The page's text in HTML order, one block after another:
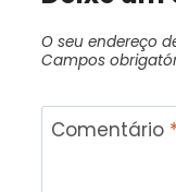
O seu endereço
Campos
Comentário *